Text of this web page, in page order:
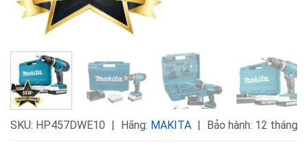
SKU: HP457DWE10 Hãng: MAKITA Bảo hành: 12 tháng